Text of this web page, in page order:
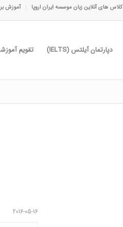
کلاس های آنلاین زبان موسسه ایران اروپا آموزش
دپارتمان آیلتس (IELTS) تقویم
2016-05-16